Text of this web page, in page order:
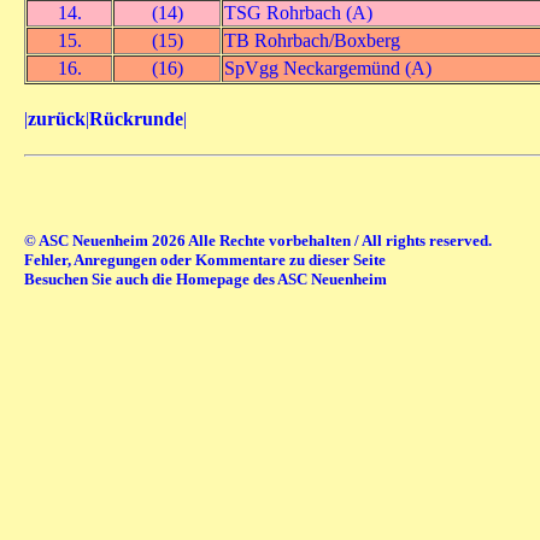
14.
(14) TSG Rohrbach (A)
15.
(15) TB Rohrbach/Boxberg
16.
(16) SpVgg Neckargemünd (A)
|zurück|Rückrunde|
© ASC Neuenheim 2026 Alle Rechte vorbehalten / All rights reserved.
Fehler, Anregungen oder Kommentare zu dieser Seite
Besuchen Sie auch die Homepage des ASC Neuenheim